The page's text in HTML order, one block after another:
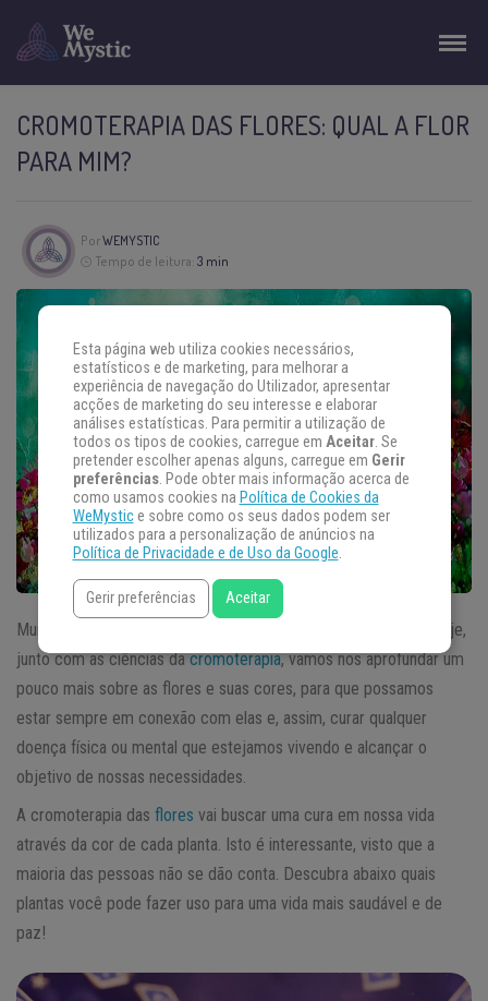
CROMOTERAPIA DAS FLORES: QUAL A FLOR
PARA MIM?
PorWEMYSTIC
Tempo de leitura: 3 min
Muitos ainda não sabem o poder das flores e de suas cores. Hoje,
junto com as ciências dacromoterapia, vamos nos aprofundar um
pouco mais sobre as flores e suas cores, para que possamos
estar sempre em conexão com elas e, assim, curar qualquer
doença física ou mental que estejamos vivendo e alcançar o
objetivo de nossas necessidades.
A cromoterapia das flores vai buscar uma cura em nossa vida
através da cor de cada planta. Isto é interessante, visto que a
maioria das pessoas não se dão conta. Descubra abaixo quais
plantas você pode fazer uso para uma vida mais saudável e de
paz!
Esta página web utiliza cookies necessários,
estatísticos e de marketing, para melhorar a
experiência de navegação do Utilizador, apresentar
acções de marketing do seu interesse e elaborar
análises estatísticas. Para permitir a utilização de
todos os tipos de cookies, carregue em Aceitar. Se
pretender escolher apenas alguns, carregue em Gerir
preferências. Pode obter mais informação acerca de
como usamos cookies na Política de Cookies da
WeMystice sobre como os seus dados podem ser
utilizados para a personalização de anúncios na
Política de Privacidade e de Uso da Google.
Gerir preferências Aceitar